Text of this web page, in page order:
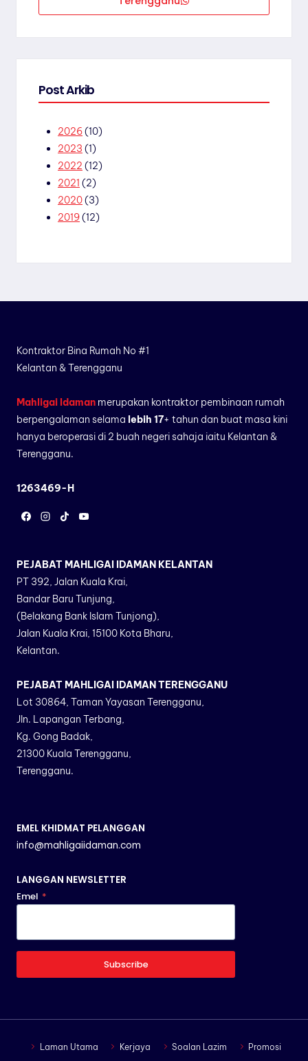
Post Arkib
2026(10)
2023 (1)
2022 (12)
2021 (2)
2020(3)
2019(12)
Kontraktor Bina Rumah No #1
Kelantan & Terengganu
Mahligai Idaman merupakan kontraktor pembinaan rumah
berpengalaman selama lebih 17+ tahun dan buat masa kini
hanya beroperasi di 2 buah negeri sahaja iaitu Kelantan &
Terengganu.
1263469-H
PEJABAT MAHLIGAI IDAMAN KELANTAN
PT 392, Jalan Kuala Krai,
Bandar Baru Tunjung,
(Belakang Bank Islam Tunjong),
Jalan Kuala Krai, 15100 Kota Bharu,
Kelantan.
PEJABAT MAHLIGAI IDAMAN TERENGGANU
Lot 30864, Taman Yayasan Terengganu,
Jln. Lapangan Terbang,
Kg. Gong Badak,
21300 Kuala Terengganu,
Terengganu.
EMEL KHIDMAT PELANGGAN
info@mahligaiidaman.com
LANGGAN NEWSLETTER
Emel *
Subscribe
Laman Utama Kerjaya Soalan Lazim Promosi